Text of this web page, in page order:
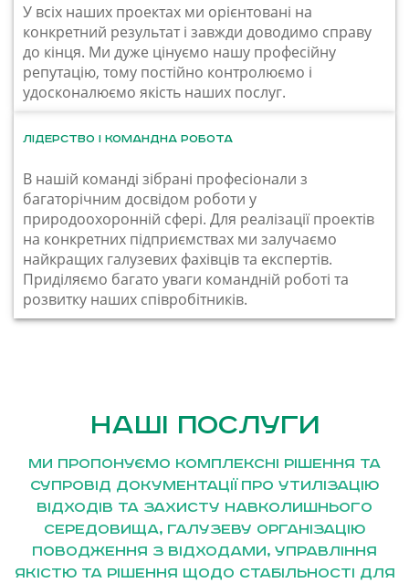
У всіх наших проектах ми орієнтовані на
конкретний результат і завжди доводимо справу
до кінця. Ми дуже цінуємо нашу професійну
репутацію, тому постійно контролюємо і
удосконалюємо якість наших послуг.
Лідерство і командна робота
В нашій команді зібрані професіонали з
багаторічним досвідом роботи у
природоохоронній сфері. Для реалізації проектів
на конкретних підприємствах ми залучаємо
найкращих галузевих фахівців та експертів.
Приділяємо багато уваги командній роботі та
розвитку наших співробітників.
Наші послуги
Ми пропонуємо комплексні рішення та
супровід документації про утилізацію
відходів та захисту навколишнього
середовища, галузеву організацію
поводження з відходами, управління
якістю та рішення щодо стабільності для